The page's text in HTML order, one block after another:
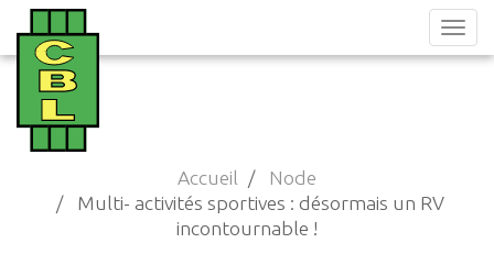
Aller
au
contenu
principal
Accueil
Node
Multi- activités sportives : désormais un RV
incontournable !